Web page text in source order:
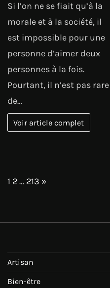
Si l’on ne se fiait qu’à la
morale et à la société, il
est impossible pour une
personne d’aimer deux
personnes à la fois.
Pourtant, il n’est pas rare
de…
Voir article complet
Page:
1 2… 213 Next
»
Artisan
Bien-être